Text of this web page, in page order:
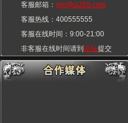
客服邮箱： gm@ui265.com
客服热线：400555555
客服在线时间：9:00-21:00
非客服在线时间请到 论坛提交
玩家交流群：55555555